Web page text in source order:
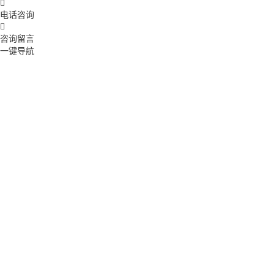

电话咨询

咨询留言
一键导航